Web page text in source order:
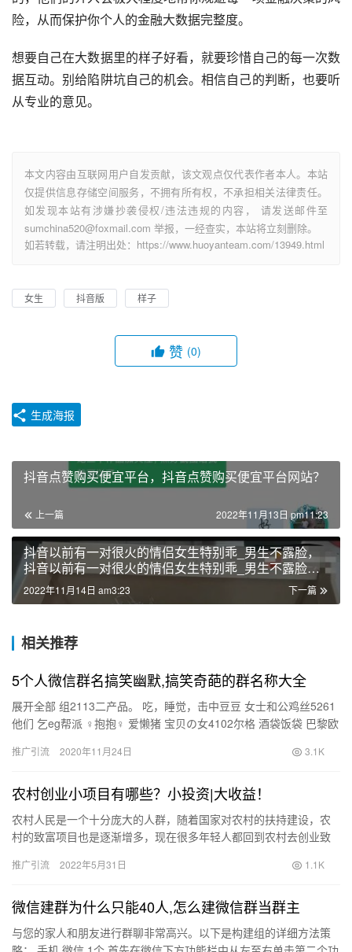
险，从而保护你个人的金融大数据完整度。
想要自己在大数据里的样子好看，就要珍惜自己的每一次数
据互动。别给陷阱坑自己的机会。相信自己的判断，也要听
从专业的意见。
本文内容由互联网用户自发贡献，该文观点仅代表作者本人。本站
仅提供信息存储空间服务，不拥有所有权，不承担相关法律责任。
如发现本站有涉嫌抄袭侵权/违法违规的内容， 请发送邮件至
sumchina520@foxmail.com 举报，一经查实，本站将立刻删除。
如若转载，请注明出处：https://www.huoyanteam.com/13949.html
女生 抖音版 样子
赞 (0)
生成海报
抖音点赞购买便宜平台，抖音点赞购买便宜平台网站？
上一篇 2022年11月13日 pm11:23
抖音以前有一对很火的情侣女生特别乖_男生不露脸，
抖音以前有一对很火的情侣女生特别乖_男生不露脸视
频？
下一篇
2022年11月14日 am3:23
相关推荐
5个人微信群名搞笑幽默,搞笑奇葩的群名称大全
展开全部 组2113二产品。 吃，睡觉，击中豆豆 女士和公鸡丝5261
他们 乞eg帮派 ♀抱抱♀ 爱懒猪 宝贝の女4102尔格 酒袋饭袋 巴黎欧
推广引流 2020年11月24日 3.1K
农村创业小项目有哪些？小投资|大收益！
农村人民是一个十分庞大的人群，随着国家对农村的扶持建设，农
村的致富项目也是逐渐增多，现在很多年轻人都回到农村去创业致
各种农…
推广引流 2022年5月31日 1.1K
微信建群为什么只能40人,怎么建微信群当群主
与您的家人和朋友进行群聊非常高兴。以下是构建组的详细方法策